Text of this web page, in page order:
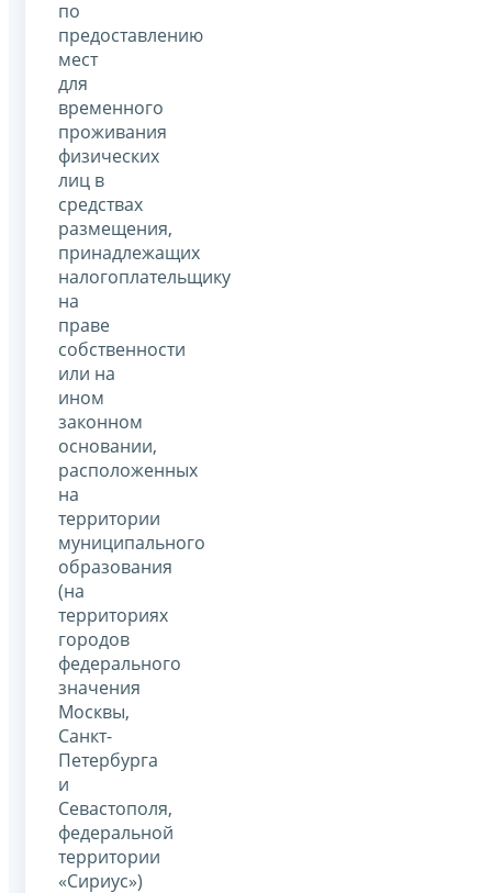
по
предоставлению
мест
для
временного
проживания
физических
лиц в
средствах
размещения,
принадлежащих
налогоплательщику
на
праве
собственности
или на
ином
законном
основании,
расположенных
на
территории
муниципального
образования
(на
территориях
городов
федерального
значения
Москвы,
Санкт-
Петербурга
и
Севастополя,
федеральной
территории
«Сириус»)